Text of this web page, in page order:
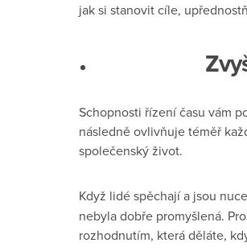
jak si stanovit cíle,
Schopnosti řízení času vám
následně ovlivňuje téměř
společenský život.
Když lidé spěchají a jsou
nebyla dobře promyšlená.
rozhodnutím, která děláte,